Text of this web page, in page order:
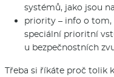
systémů, jako jsou
priority – info o tom,
speciální prioritní
u bezpečnostních
Třeba si říkáte proč tolik